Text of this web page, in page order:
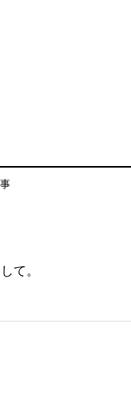
て。